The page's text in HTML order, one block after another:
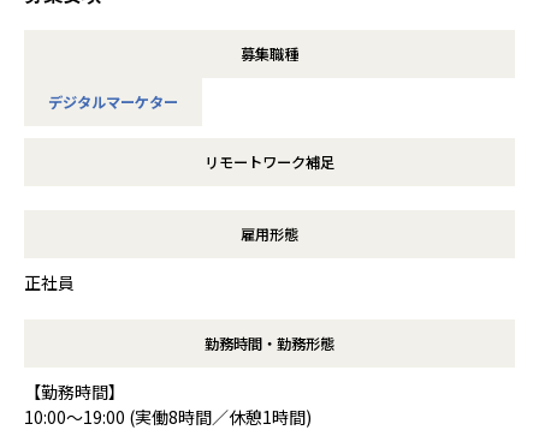
募集職種
デジタルマーケター
リモートワーク補足
雇用形態
正社員
勤務時間・勤務形態
【勤務時間】
10:00～19:00 (実働8時間／休憩1時間)